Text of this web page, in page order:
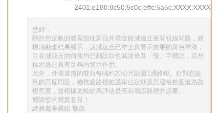
2401:e180:8c50:5c0c:effc:5a5c:XXXX:XXXX
您好，
關於您反映的體育館往新宿外環道路減速丘夜間視線問題，經
現場勘查結果顯示，該減速丘已塗上具警示效果的黃色塗漆，
且在減速丘的前後均已劃設白色減速條及「慢」字標誌，這些
標示應已具有足夠的警示作用。
此外，外環道路的雙向每隔約20公尺設置1盞路燈。針對您提
到的亮度問題，總務處路燈維護單位定期派員巡檢校園道路路
燈亮度，並根據巡檢結果評估是否有增設路燈的必要。
感謝您的寶貴意見！
總務處事務組 敬啟